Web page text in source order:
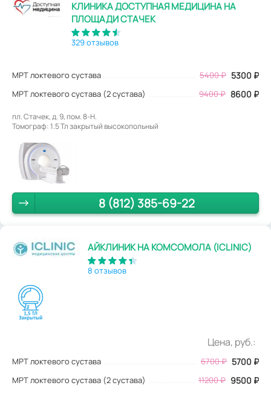
КЛИНИКА ДОСТУПНАЯ МЕДИЦИНА НА
ПЛОЩАДИ СТАЧЕК
329 отзывов
МРТ локтевого сустава 5400₽ 5300 ₽
МРТ локтевого сустава (2 сустава) 9400 ₽ 8600 ₽
пл. Стачек, д. 9, пом. 8-Н.
Томограф: 1.5 Тл закрытый высокопольный
8 (812) 385-69-22
АЙКЛИНИК НА КОМСОМОЛА (ICLINIC)
8 отзывов
Цена, руб.:
МРТ локтевого сустава 6700₽ 5700 ₽
МРТ локтевого сустава (2 сустава) 11200 ₽ 9500 ₽